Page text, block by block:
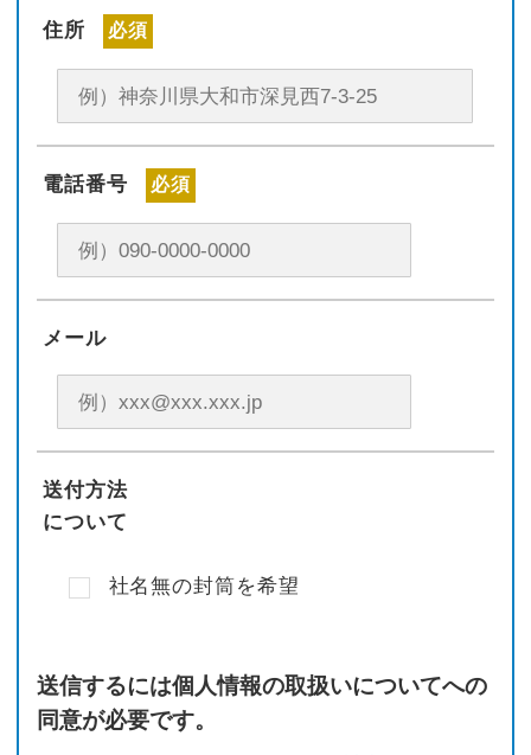
住所 必須
電話番号 必須
メール
送付方法
について
社名無の封筒を希望
送信するには個人情報の取扱いについてへの
同意が必要です。